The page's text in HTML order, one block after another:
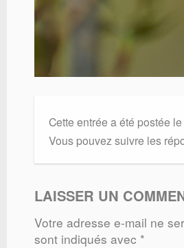
Cette entrée a été postée
Vous pouvez suivre les
LAISSER UN
Votre adresse e-mail ne
sont indiqués avec *